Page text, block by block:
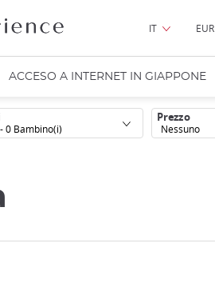
IT EUR
ACCESO A INTERNET IN GIAPPONE
0Bambino(i) Nessuno
Prezzo